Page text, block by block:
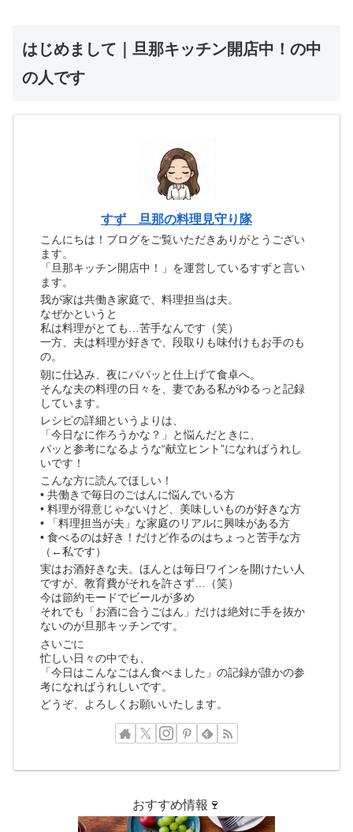
はじめまして｜旦那キッチン開店中！の中
の人です
すず 旦那の料理見守り隊
こんにちは！ブログをご覧いただきありがとうござい
ます。
「旦那キッチン開店中！」を運営しているすずと言い
ます。
我が家は共働き家庭で、料理担当は夫。
なぜかというと
私は料理がとても…苦手なんです（笑）
一方、夫は料理が好きで、段取りも味付けもお手のも
の。
朝に仕込み、夜にパパッと仕上げて食卓へ。
そんな夫の料理の日々を、妻である私がゆるっと記録
しています。
レシピの詳細というよりは、
「今日なに作ろうかな？」と悩んだときに、
パッと参考になるような“献立ヒント”になればうれし
いです！
こんな方に読んでほしい！
• 共働きで毎日のごはんに悩んでいる方
• 料理が得意じゃないけど、美味しいものが好きな方
• 「料理担当が夫」な家庭のリアルに興味がある方
• 食べるのは好き！だけど作るのはちょっと苦手な方
（←私です）
実はお酒好きな夫。ほんとは毎日ワインを開けたい人
ですが、教育費がそれを許さず…（笑）
今は節約モードでビールが多め
それでも「お酒に合うごはん」だけは絶対に手を抜か
ないのが旦那キッチンです。
さいごに
忙しい日々の中でも、
「今日はこんなごはん食べました」の記録が誰かの参
考になればうれしいです。
どうぞ、よろしくお願いいたします。
おすすめ情報🍷